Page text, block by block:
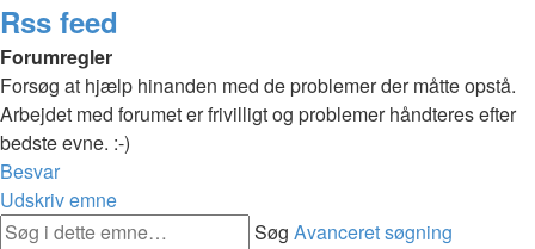
Rss feed
Forumregler
Forsøg at hjælp hinanden med de problemer der måtte opstå.
Arbejdet med forumet er frivilligt og problemer håndteres efter
bedste evne. :-)
Besvar
Udskriv emne
Søg Avanceret søgning